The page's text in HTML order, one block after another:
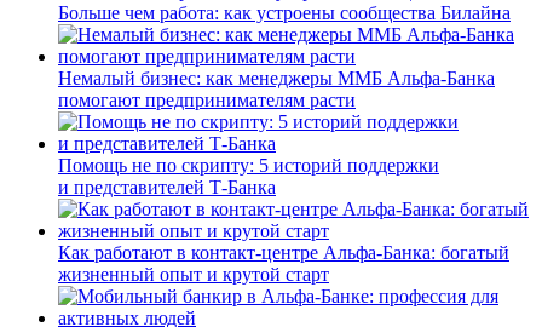
Больше чем работа: как устроены сообщества Билайна
Немалый бизнес: как менеджеры ММБ Альфа-Банка
помогают предпринимателям расти
Помощь не по скрипту: 5 историй поддержки
и представителей Т-Банка
Как работают в контакт-центре Альфа-Банка: богатый
жизненный опыт и крутой старт